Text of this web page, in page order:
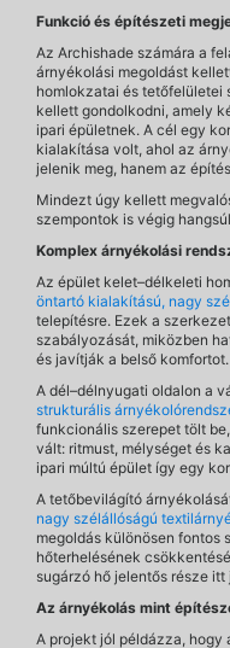
Funkció és építészeti
Az Archishade számára a
árnyékolási megoldást
homlokzatai és tetőfelületei
kellett gondolkodni, amely
ipari épületnek. A cél egy
kialakítása volt, ahol az
jelenik meg, hanem az
Mindezt úgy kellett
szempontok is végig
Komplex árnyékolási
Az épület kelet–délkeleti
öntartó kialakítású, nagy
telepítésre. Ezek a
szabályozását, miközben
és javítják a belső komfortot.
A dél–délnyugati oldalon a
strukturális
funkcionális szerepet tölt
vált: ritmust, mélységet és
ipari múltú épület így egy
A tetőbevilágító
nagy szélállóságú
megoldás különösen fontos
hőterhelésének
sugárzó hő jelentős része
Az árnyékolás mint
A projekt jól példázza, hogy